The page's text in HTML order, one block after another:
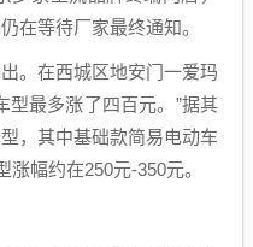
在等待厂家最终通知。
。在西城区地安门一爱玛
型最多涨了四百元。”据其
，其中基础款简易电动车
幅约在250元-350元。